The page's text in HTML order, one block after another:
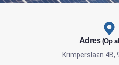
Adres (Op
Krimperslaan 4B,